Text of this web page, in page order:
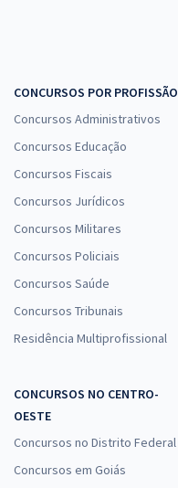
CONCURSOS POR PROFISSÃO
Concursos Administrativos
Concursos Educação
Concursos Fiscais
Concursos Jurídicos
Concursos Militares
Concursos Policiais
Concursos Saúde
Concursos Tribunais
Residência Multiprofissional
CONCURSOS NO CENTRO-
OESTE
Concursos no Distrito Federal
Concursos em Goiás